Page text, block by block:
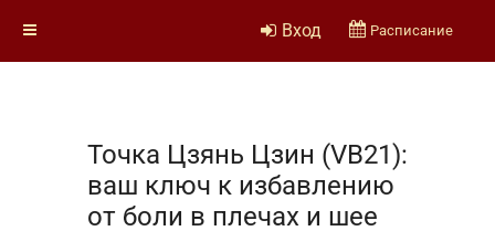
Вход Расписание
Точка Цзянь Цзин (VB21):
ваш ключ к избавлению
от боли в плечах и шее